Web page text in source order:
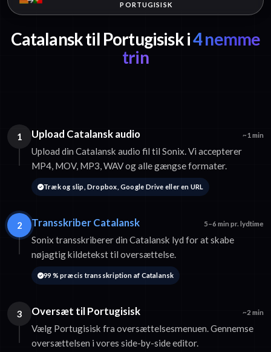
PORTUGISISK
Catalansk til Portugisisk i4 nemme
trin
1 Upload Catalansk audio ~1 min
Upload din Catalansk audio fil til Sonix. Vi accepterer
MP4, MOV, MP3, WAV og alle gængse formater.
Træk og slip, Dropbox, Google Drive eller en URL
2 Transskriber Catalansk 5–6 min pr. lydtime
Sonix transskriberer din Catalansk lyd for at skabe
nøjagtig kildetekst til oversættelse.
99 % præcis transskription af Catalansk
3 Oversæt til Portugisisk ~2 min
Vælg Portugisisk fra oversættelsesmenuen. Gennemse
oversættelsen i vores side-by-side editor.